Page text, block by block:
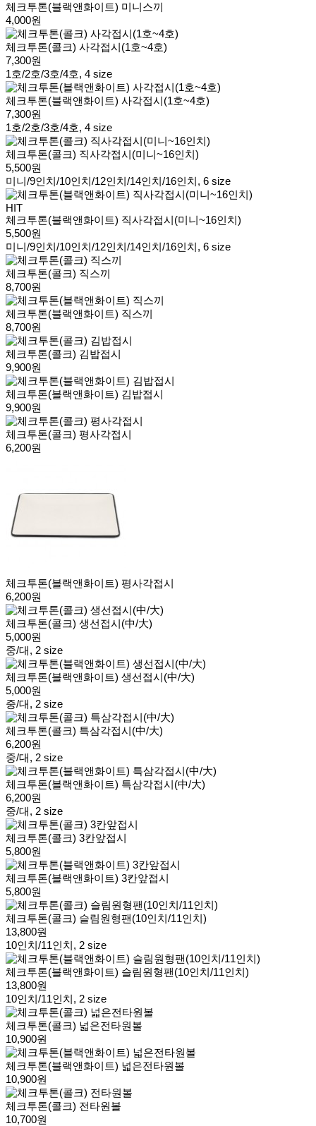
체크투톤(블랙앤화이트) 미니스끼
4,000원
체크투톤(콜크) 사각접시(1호~4호)
7,300원
1호/2호/3호/4호, 4 size
체크투톤(블랙앤화이트) 사각접시(1호~4호)
7,300원
1호/2호/3호/4호, 4 size
체크투톤(콜크) 직사각접시(미니~16인치)
5,500원
미니/9인치/10인치/12인치/14인치/16인치, 6 size
HIT
체크투톤(블랙앤화이트) 직사각접시(미니~16인치)
5,500원
미니/9인치/10인치/12인치/14인치/16인치, 6 size
체크투톤(콜크) 직스끼
8,700원
체크투톤(블랙앤화이트) 직스끼
8,700원
체크투톤(콜크) 김밥접시
9,900원
체크투톤(블랙앤화이트) 김밥접시
9,900원
체크투톤(콜크) 평사각접시
6,200원
체크투톤(블랙앤화이트) 평사각접시
6,200원
체크투톤(콜크) 생선접시(中/大)
5,000원
중/대, 2 size
체크투톤(블랙앤화이트) 생선접시(中/大)
5,000원
중/대, 2 size
체크투톤(콜크) 특삼각접시(中/大)
6,200원
중/대, 2 size
체크투톤(블랙앤화이트) 특삼각접시(中/大)
6,200원
중/대, 2 size
체크투톤(콜크) 3칸앞접시
5,800원
체크투톤(블랙앤화이트) 3칸앞접시
5,800원
체크투톤(콜크) 슬림원형팬(10인치/11인치)
13,800원
10인치/11인치, 2 size
체크투톤(블랙앤화이트) 슬림원형팬(10인치/11인치)
13,800원
10인치/11인치, 2 size
체크투톤(콜크) 넓은전타원볼
10,900원
체크투톤(블랙앤화이트) 넓은전타원볼
10,900원
체크투톤(콜크) 전타원볼
10,700원